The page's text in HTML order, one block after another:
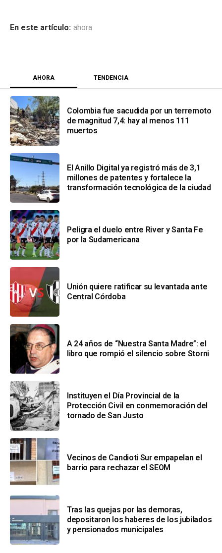
ahora
AHORA TENDENCIA
Colombia fue sacudida por un terremoto
de magnitud 7,4: hay al menos 111
muertos
El Anillo Digital ya registró más de 3,1
millones de patentes y fortalece la
transformación tecnológica de la ciudad
Peligra el duelo entre River y Santa Fe
por la Sudamericana
Unión quiere ratificar su levantada ante
Central Córdoba
A 24 años de “Nuestra Santa Madre”: el
libro que rompió el silencio sobre Storni
Instituyen el Día Provincial de la
Protección Civil en conmemoración del
tornado de San Justo
Vecinos de Candioti Sur empapelan el
barrio para rechazar el SEOM
Tras las quejas por las demoras,
depositaron los haberes de los jubilados
y pensionados municipales